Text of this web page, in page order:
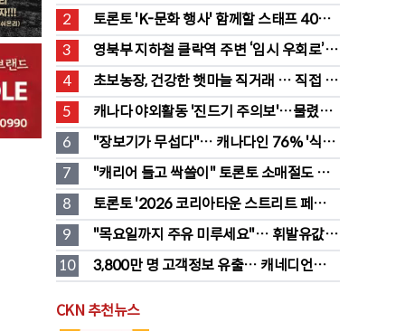
회' 성료
2
토론토 'K-문화 행사' 함께할 스태프 40명
채용 공고
3
영북부 지하철 클락역 주변 ‘임시 우회로’
전환… “영 스트리트 바뀐다”
4
초보농장, 건강한 햇마늘 직거래 … 직접 만
든 전통 장류도 판매
5
캐나다 야외활동 '진드기 주의보'…물렸을
때 올바른 대처법은?
6
"장보기가 무섭다"… 캐나다인 76% '식료
품값이 가장 부담'
7
"캐리어 들고 싹쓸이" 토론토 소매절도
546명 검거…훔친 물건 재유통
8
토론토 '2026 코리아타운 스트리트 페스티
벌' 개최
9
"목요일까지 주유 미루세요"… 휘발유값
대폭 하락 예고
10
3,800만 명 고객정보 유출… 캐네디언타이
어 대규모 집단소송 직면
CKN 추천뉴스